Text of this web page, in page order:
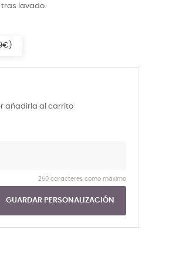
lavado.
añadirla al carrito
250 caracteres como máximo
GUARDAR PERSONALIZACIÓN